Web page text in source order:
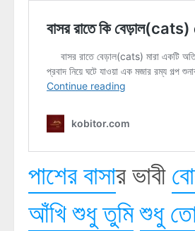
পাশের বাসার ভাবী
আঁখি শুধু তুমিশুধু